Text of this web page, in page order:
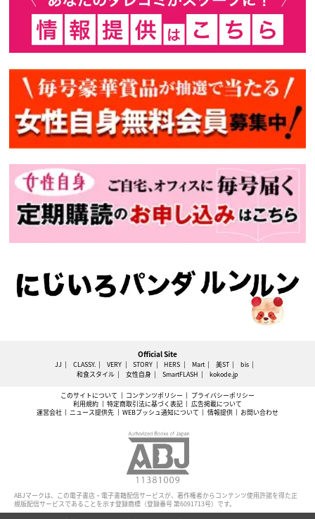
Official Site
JJ CLASSY. VERY STORY HERS Mart 美ST
bis
和食スタイル
女性自身 SmartFLASH kokode.jp
このサイトについて コンテンツポリシー
プライバシーポリシー
利用規約
特定商取引法に基づく表記
広告掲載について
運営会社
ニュース提供先 WEBプッシュ通知について 情報提供 お問い合わせ
ABJマークは、この電子書店・電子書籍配信サービスが、著作権者からコンテンツ使用許諾を得た正
規版配信サービスであることを示す登録商標（登録番号 第6091713号）です。